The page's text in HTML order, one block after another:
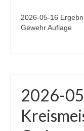
2026-05-16
Gewehr Auflage
2026-